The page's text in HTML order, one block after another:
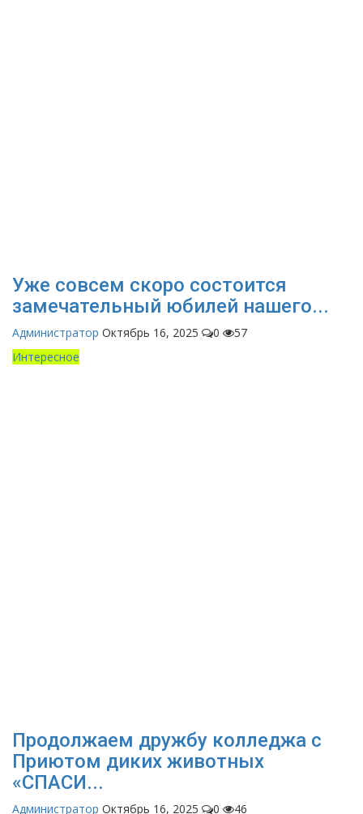
Уже совсем скоро состоится
замечательный юбилей нашего...
Администратор Октябрь 16, 2025 0
57
Интересное
Продолжаем дружбу колледжа с
Приютом диких животных
«СПАСИ...
Администратор Октябрь 16, 2025 0 46